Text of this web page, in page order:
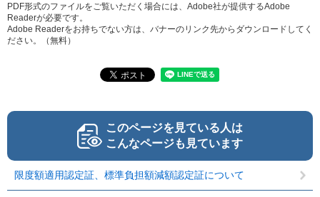
PDF形式のファイルをご覧いただく場合には、Adobe社が提供するAdobe
Readerが必要です。
Adobe Readerをお持ちでない方は、バナーのリンク先からダウンロードしてく
ださい。（無料）
このページを見ている人は
こんなページも見ています
限度額適用認定証、標準負担額減額認定証について